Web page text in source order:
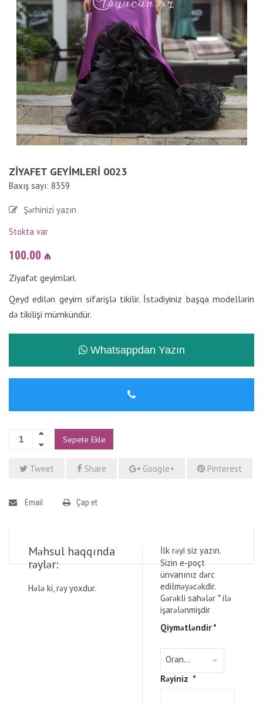
ZIYAFET GEYIMLERI 0023
Baxış sayı: 8359
Şərhinizi yazın
Stokta var
100.00 ₼
Ziyafət geyimləri.
Qeyd edilən geyim sifarişlə tikilir. İstədiyiniz başqa modellərin
də tikilişi mümkündür.
Whatsappdan Yazın
Sepete Ekle
Tweet Share Google+ Pinterest
Email Çap et
Məhsul haqqında
rəylər:
Hələ ki, rəy yoxdur.
İlk rəyi siz yazın.
Sizin e-poçt
ünvanınız dərc
edilməyəcəkdir.
Gərəkli sahələr *ilə
işarələnmişdir
Qiymətləndir*
Rəyiniz *